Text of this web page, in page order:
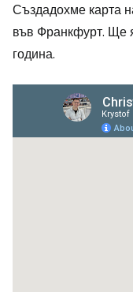
Създадохме карта
във Франкфурт. Ще
година.